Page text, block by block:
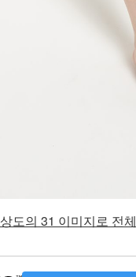
도의 31 이미지로 전